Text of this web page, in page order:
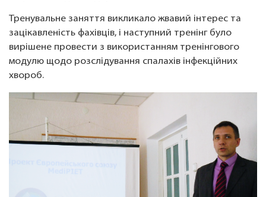
Тренувальне заняття викликало жвавий інтерес та
зацікавленість фахівців, і наступний тренінг було
вирішене провести з використанням тренінгового
модулю щодо розслідування спалахів інфекційних
хвороб.